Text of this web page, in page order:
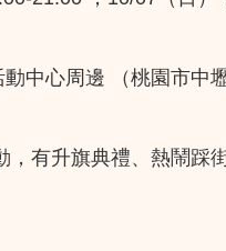
中心周邊 （桃園市中
有升旗典禮、熱鬧踩